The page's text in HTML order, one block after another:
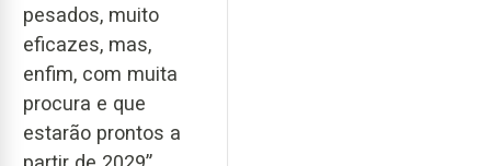
pesados, muito
eficazes, mas,
enfim, com muita
procura e que
estarão prontos a